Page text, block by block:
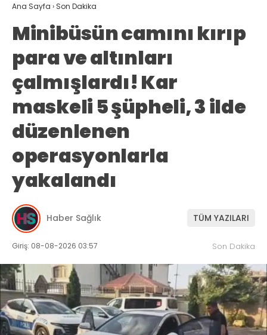
Ana Sayfa › Son Dakika
Minibüsün camını kırıp
para ve altınları
çalmışlardı! Kar
maskeli 5 şüpheli, 3 ilde
düzenlenen
operasyonlarla
yakalandı
Haber Sağlık TÜM YAZILARI
Giriş: 08-08-2026 03:57 Son Dakika